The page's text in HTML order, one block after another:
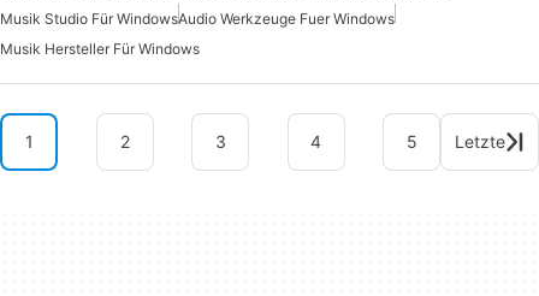
Musik Studio Für WindowsAudio Werkzeuge Fuer Windows
Musik Hersteller Für Windows
1 2 3 4 5 Letzte